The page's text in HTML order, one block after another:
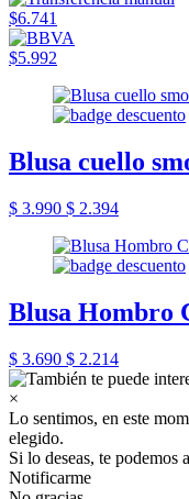
$6.741
$5.992
Blusa cuello
$ 3.990 $ 2.394
Blusa Hombro
$ 3.690 $ 2.214
×
Lo sentimos, en este
elegido.
Si lo deseas, te podemos
Notificarme